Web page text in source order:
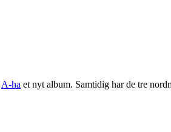
A-ha et nyt album. Samtidig har de tre